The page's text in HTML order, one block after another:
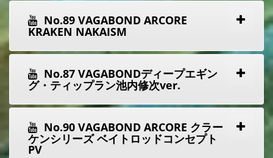
No.89 VAGABOND ARCORE
KRAKEN NAKAISM
No.87 VAGABONDディープエギン
グ・ティップラン池内修次ver.
No.90 VAGABOND ARCORE クラー
ケンシリーズ ベイトロッドコンセプト
PV